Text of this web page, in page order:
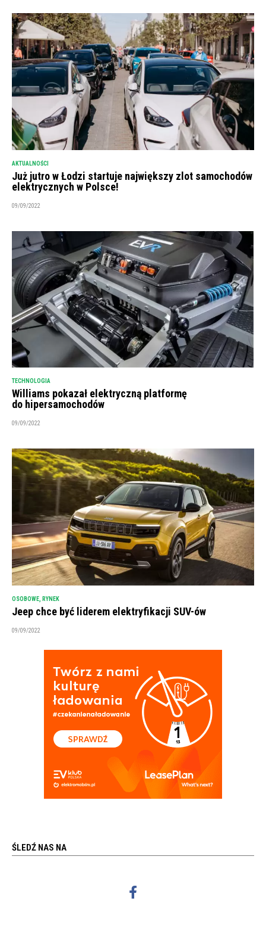
AKTUALNOŚCI
Już jutro w Łodzi startuje największy zlot samochodów
elektrycznych w Polsce!
09/09/2022
TECHNOLOGIA
Williams pokazał elektryczną platformę
do hipersamochodów
09/09/2022
OSOBOWE RYNEK
Jeep chce być liderem elektryfikacji SUV-ów
09/09/2022
ŚLEDŹ NAS NA